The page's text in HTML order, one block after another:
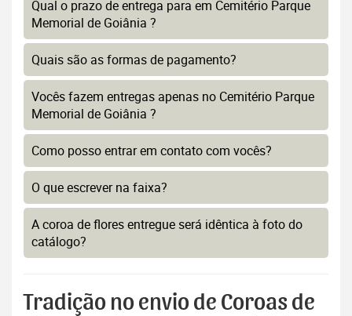
Qual o prazo de entrega para em Cemitério Parque
Memorial de Goiânia ?
Quais são as formas de pagamento?
Vocês fazem entregas apenas no Cemitério Parque
Memorial de Goiânia ?
Como posso entrar em contato com vocês?
O que escrever na faixa?
A coroa de flores entregue será idêntica à foto do
catálogo?
Tradição no envio de Coroas de